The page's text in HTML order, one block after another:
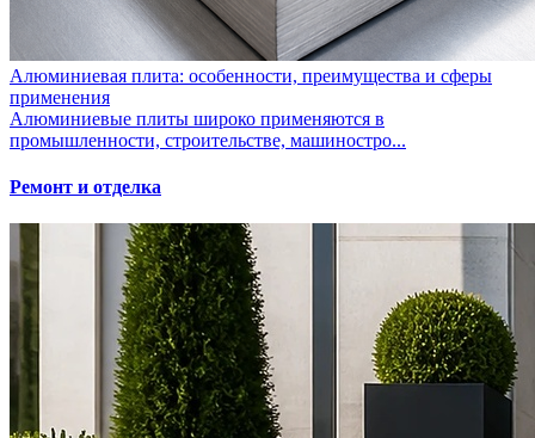
Алюминиевая плита: особенности, преимущества и сферы
применения
Алюминиевые плиты широко применяются в
промышленности, строительстве, машиностро...
Ремонт и отделка